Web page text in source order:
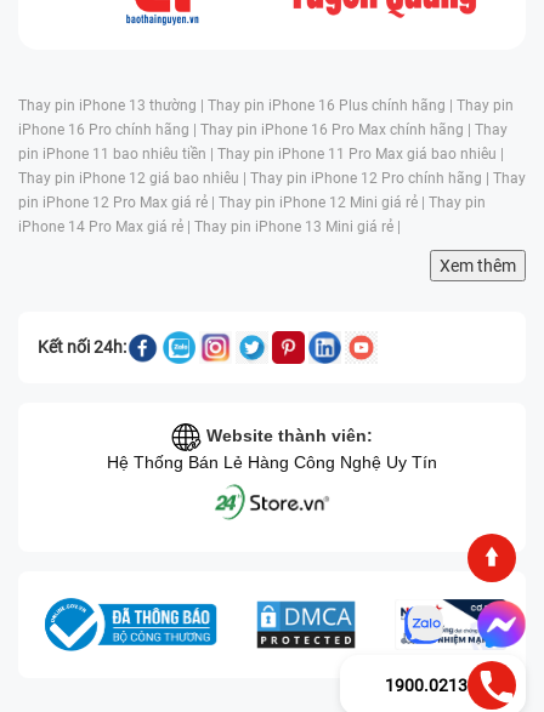
Thay pin iPhone 13 thường | Thay pin iPhone 16 Plus chính hãng | Thay pin
iPhone 16 Pro chính hãng | Thay pin iPhone 16 Pro Max chính hãng | Thay
pin iPhone 11 bao nhiêu tiền | Thay pin iPhone 11 Pro Max giá bao nhiêu |
Thay pin iPhone 12 giá bao nhiêu | Thay pin iPhone 12 Pro chính hãng | Thay
pin iPhone 12 Pro Max giá rẻ | Thay pin iPhone 12 Mini giá rẻ | Thay pin
iPhone 14 Pro Max giá rẻ | Thay pin iPhone 13 Mini giá rẻ |
Xem thêm
Kết nối 24h:
Website thành viên:
Hệ Thống Bán Lẻ Hàng Công Nghệ Uy Tín
1900.0213